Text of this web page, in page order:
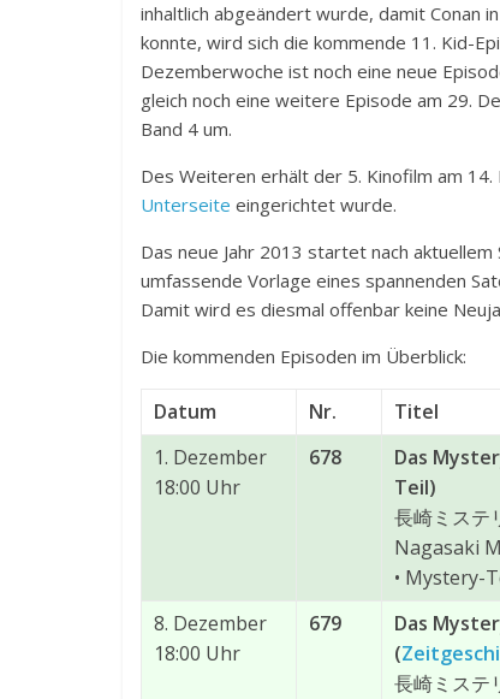
inhaltlich abgeändert wurde, damit Conan
konnte, wird sich die kommende 11. Kid-
Dezemberwoche ist noch eine neue
gleich noch eine weitere Episode am 29.
Band 4 um.
Des Weiteren erhält der 5. Kinofilm am
Unterseite eingerichtet wurde.
Das neue Jahr 2013 startet nach
umfassende Vorlage eines spannenden
Damit wird es diesmal offenbar keine
Die kommenden Episoden im Überblick:
Datum Nr. Titel
1. Dezember
18:00 Uhr
678 Das
Teil)
長崎ミステ
Nagasaki
• Mystery-
8. Dezember
18:00 Uhr
679
Das
(
長崎ミステ